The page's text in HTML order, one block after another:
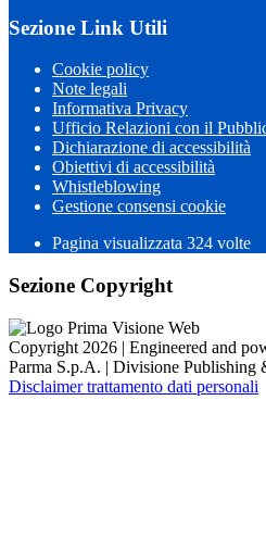
Sezione Link Utili
Cookie policy
Note legali
Informativa Privacy
Ufficio Relazioni con il
Dichiarazione di accessibilità
Obiettivi di accessibilità
Whistleblowing
Gestione consensi cookie
Pagina visualizzata 324 volte
Sezione Copyright
Copyright 2026 | Engineered and
Parma S.p.A. | Divisione Publishing
Disclaimer trattamento dati personali